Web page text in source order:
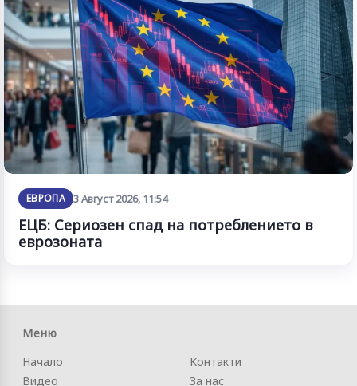
ЕВРОПА 3 Август 2026, 11:54
ЕЦБ: Сериозен спад на потреблението в
еврозоната
Меню
Начало
Видео
Контакти
За нас